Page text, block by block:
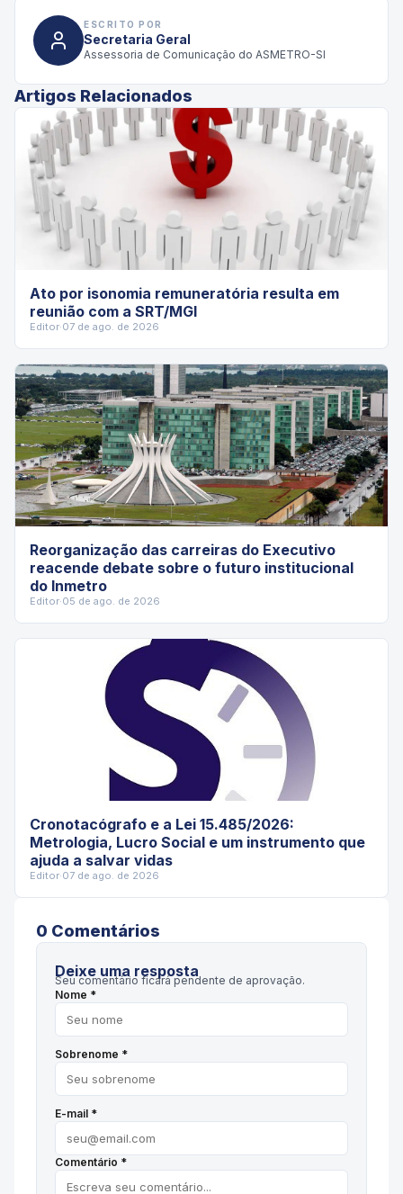
ESCRITO POR
Secretaria Geral
Assessoria de Comunicação do ASMETRO-SI
Artigos Relacionados
Ato por isonomia remuneratória resulta em
reunião com a SRT/MGI
Editor·07 de ago. de 2026
Reorganização das carreiras do Executivo
reacende debate sobre o futuro institucional
do Inmetro
Editor·05 de ago. de 2026
Cronotacógrafo e a Lei 15.485/2026:
Metrologia, Lucro Social e um instrumento que
ajuda a salvar vidas
Editor·07 de ago. de 2026
0 Comentários
Deixe uma resposta
Seu comentário ficará pendente de aprovação.
Nome *
Sobrenome *
E-mail *
Comentário *